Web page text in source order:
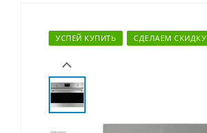
УСПЕЙ КУПИТЬ СДЕЛАЕМ СКИДКУ